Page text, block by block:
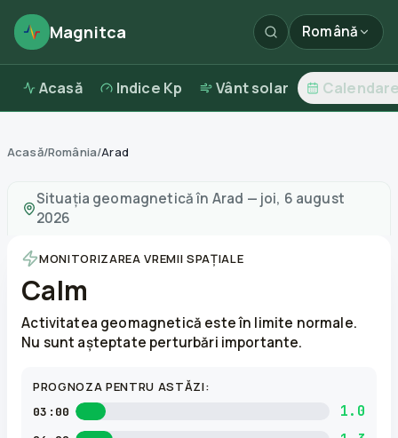
Magnitca Română
Acasă Indice Kp Vânt solar
Acasă/România/Arad
Situația geomagnetică în Arad — joi, 6 august
2026
MONITORIZAREA VREMII SPAȚIALE
Calm
Activitatea geomagnetică este în limite normale.
Nu sunt așteptate perturbări importante.
PROGNOZA PENTRU ASTĂZI:
03:00 1.0